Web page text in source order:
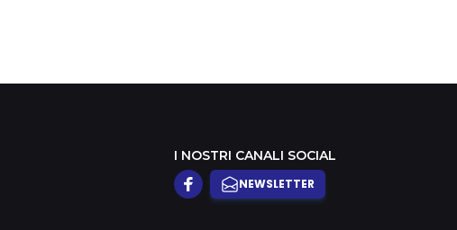
I NOSTRI CANALI SOCIAL
NEWSLETTER